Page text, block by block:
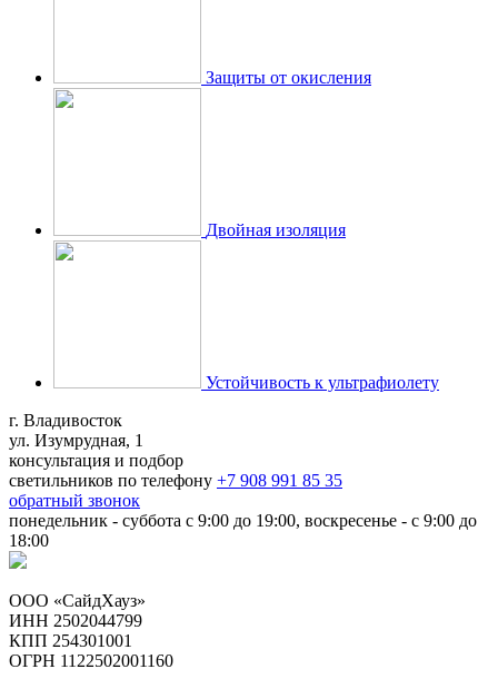
Защиты от окисления
Двойная изоляция
Устойчивость к ультрафиолету
г. Владивосток
ул. Изумрудная, 1
консультация и подбор
светильников по телефону +7 908 991 85 35
обратный звонок
понедельник - суббота с 9:00 до 19:00, воскресенье - с 9:00 до
18:00
ООО «СайдХауз»
ИНН 2502044799
КПП 254301001
ОГРН 1122502001160